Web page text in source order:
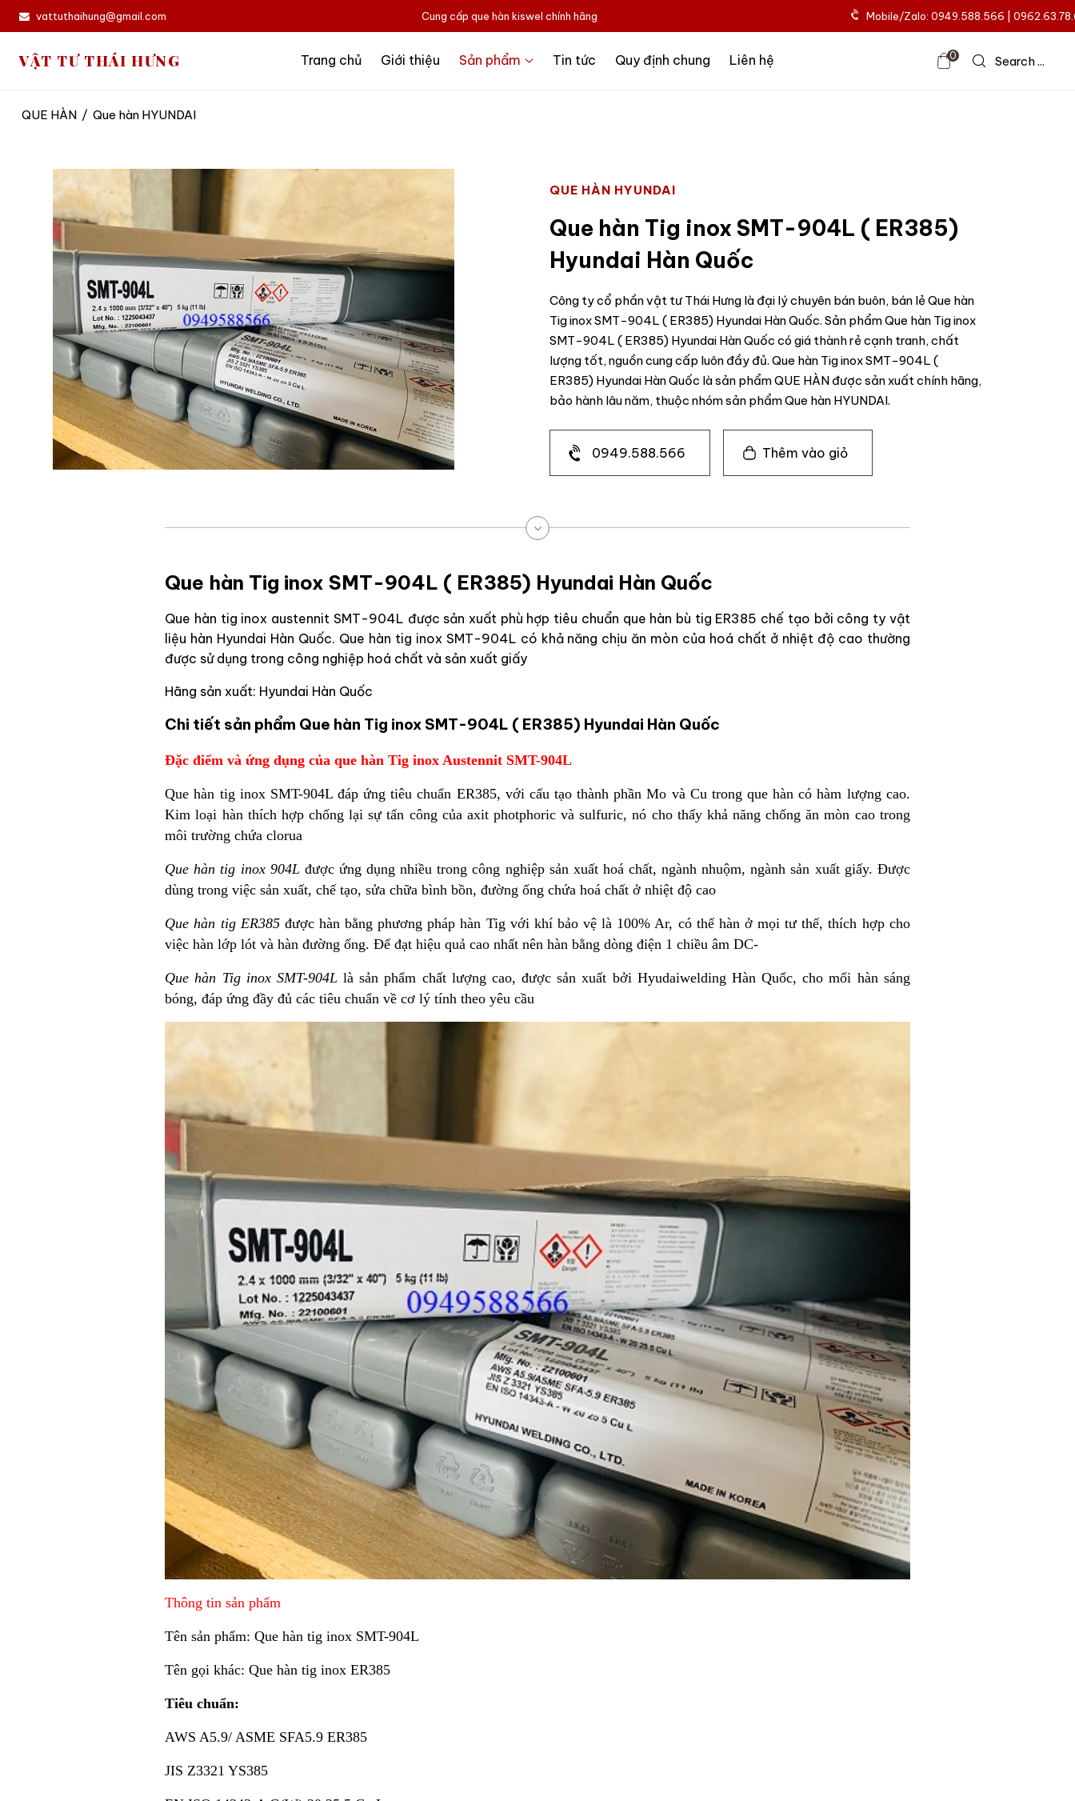
vattuthaihung@gmail.com Cung cấp que hàn kiswel chính hãng Mobile/Zalo: 0949.588.566 |
VẬT TƯ THÁI HƯNG Trang chủ Giới thiệu Sản phẩm Tin tức Quy định chung Liên hệ 0 Search ...
QUE HÀN / Que hàn HYUNDAI
QUE HÀN HYUNDAI
Que hàn Tig inox SMT-904L ( ER385)
Hyundai Hàn Quốc
Công ty cổ phần vật tư Thái Hưng là đại lý chuyên bán buôn, bán lẻ Que hàn
Tig inox SMT-904L ( ER385) Hyundai Hàn Quốc. Sản phẩm Que hàn Tig inox
SMT-904L ( ER385) Hyundai Hàn Quốc có giá thành rẻ cạnh tranh, chất
lượng tốt, nguồn cung cấp luôn đầy đủ. Que hàn Tig inox SMT-904L (
ER385) Hyundai Hàn Quốc là sản phẩm QUE HÀN được sản xuất chính hãng,
bảo hành lâu năm, thuộc nhóm sản phẩm Que hàn HYUNDAI.
0949.588.566 Thêm vào giỏ
Que hàn Tig inox SMT-904L ( ER385) Hyundai Hàn Quốc
Que hàn tig inox austennit SMT-904L được sản xuất phù hợp tiêu chuẩn que hàn bù tig ER385 chế tạo bởi công ty vật
liệu hàn Hyundai Hàn Quốc. Que hàn tig inox SMT-904L có khả năng chịu ăn mòn của hoá chất ở nhiệt độ cao thường
được sử dụng trong công nghiệp hoá chất và sản xuất giấy
Hãng sản xuất: Hyundai Hàn Quốc
Chi tiết sản phẩm Que hàn Tig inox SMT-904L ( ER385) Hyundai Hàn Quốc
Đặc điểm và ứng dụng của que hàn Tig inox Austennit SMT-904L
Que hàn tig inox SMT-904L đáp ứng tiêu chuẩn ER385, với cấu tạo thành phần Mo và Cu trong que hàn có hàm lượng cao.
Kim loại hàn thích hợp chống lại sự tấn công của axit photphoric và sulfuric, nó cho thấy khả năng chống ăn mòn cao trong
môi trường chứa clorua
Que hàn tig inox 904L được ứng dụng nhiều trong công nghiệp sản xuất hoá chất, ngành nhuộm, ngành sản xuất giấy. Được
dùng trong việc sản xuất, chế tạo, sửa chữa bình bồn, đường ống chứa hoá chất ở nhiệt độ cao
Que hàn tig ER385được hàn bằng phương pháp hàn Tig với khí bảo vệ là 100% Ar, có thể hàn ở mọi tư thế, thích hợp cho
việc hàn lớp lót và hàn đường ống. Để đạt hiệu quả cao nhất nên hàn bằng dòng điện 1 chiều âm DC-
Que hàn Tig inox SMT-904Llà sản phẩm chất lượng cao, được sản xuất bởi Hyudaiwelding Hàn Quốc, cho mối hàn sáng
bóng, đáp ứng đầy đủ các tiêu chuẩn về cơ lý tính theo yêu cầu
Thông tin sản phẩm
Tên sản phẩm: Que hàn tig inox SMT-904L
Tên gọi khác: Que hàn tig inox ER385
Tiêu chuẩn:
AWS A5.9/ ASME SFA5.9 ER385
JIS Z3321 YS385